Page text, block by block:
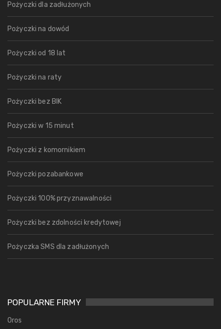
Pożyczki dla zadłużonych
Pożyczki na dowód
Pożyczki od 18 lat
Pożyczki na raty
Pożyczki bez BIK
Pożyczki w 15 minut
Pożyczki z komornikiem
Pożyczki pozabankowe
Pożyczki 100% przyznawalności
Pożyczki bez zdolności kredytowej
Pożyczka SMS dla zadłużonych
POPULARNE FIRMY
Oros